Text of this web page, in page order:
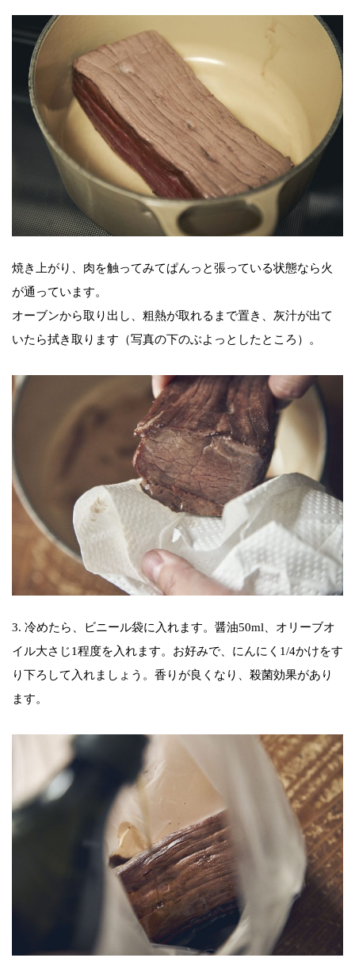
焼き上がり、肉を触ってみてぱんっと張っている状態なら火
が通っています。
オーブンから取り出し、粗熱が取れるまで置き、灰汁が出て
いたら拭き取ります（写真の下のぶよっとしたところ）。
3. 冷めたら、ビニール袋に入れます。醤油50ml、オリーブオ
イル大さじ1程度を入れます。お好みで、にんにく1/4かけをす
り下ろして入れましょう。香りが良くなり、殺菌効果があり
ます。